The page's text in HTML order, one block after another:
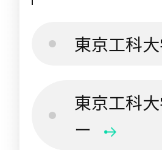
東京工科
東京工科
ー